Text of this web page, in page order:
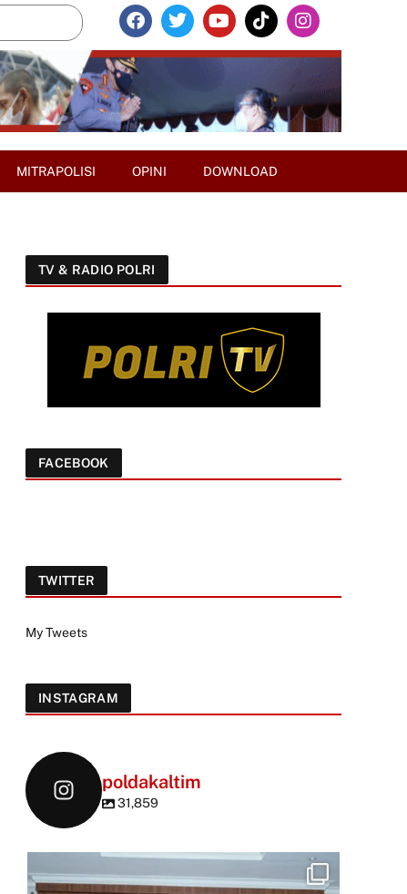
MITRAPOLISI OPINI DOWNLOAD
TV & RADIO POLRI
FACEBOOK
TWITTER
My Tweets
INSTAGRAM
poldakaltim
31,859